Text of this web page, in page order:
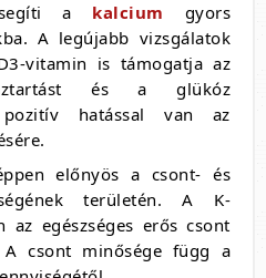
a kalcium gyors
A legújabb vizsgálatok
vitamin is támogatja az
és a glükóz
hatással van az
előnyös a csont- és
területén. A K-
az egészséges erős csont
A csont minősége függ a